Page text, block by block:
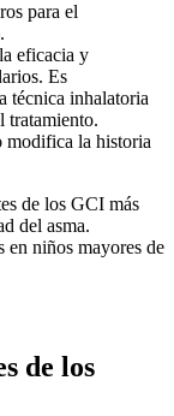
para el
eficacia y
Es
técnica inhalatoria
tratamiento.
modifica la historia
de los GCI más
del asma.
en niños mayores de
de los